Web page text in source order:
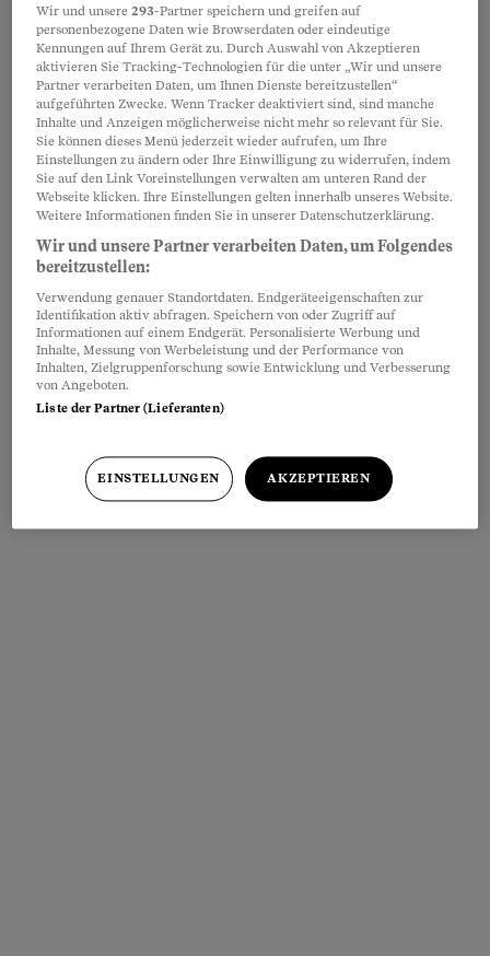
Ticket auf den Namen seiner Mutter.
Und gerät in Teufels Küche.
Sarah Serafini
Download
Der kleine Schweizer
Hausarzt
Klicken Sie auf den unten stehenden
Link, um das PDF zum Beobachter
Ratgeber Der kleine Schweizer Hausarzt runterzuladen.
Beobachter
Meistgelesen
Wir und unsere293-Partner speichern und greifen auf
personenbezogene Daten wie Browserdaten oder eindeutige
Kennungen auf Ihrem Gerät zu. Durch Auswahl von Akzeptieren
aktivieren Sie Tracking-Technologien für die unter „Wir und unsere
Partner verarbeiten Daten, um Ihnen Dienste bereitzustellen“
aufgeführten Zwecke. Wenn Tracker deaktiviert sind, sind manche
Inhalte und Anzeigen möglicherweise nicht mehr so relevant für Sie.
Sie können dieses Menü jederzeit wieder aufrufen, um Ihre
Einstellungen zu ändern oder Ihre Einwilligung zu widerrufen, indem
Sie auf den Link Voreinstellungen verwalten am unteren Rand der
Webseite klicken. Ihre Einstellungen gelten innerhalb unseres Website.
Weitere Informationen finden Sie in unserer Datenschutzerklärung.
Wir und unsere Partner verarbeiten Daten, um Folgendes
bereitzustellen:
Verwendung genauer Standortdaten. Endgeräteeigenschaften zur
Identifikation aktiv abfragen. Speichern von oder Zugriff auf
Informationen auf einem Endgerät. Personalisierte Werbung und
Inhalte, Messung von Werbeleistung und der Performance von
Inhalten, Zielgruppenforschung sowie Entwicklung und Verbesserung
von Angeboten.
Liste der Partner (Lieferanten)
EINSTELLUNGEN AKZEPTIEREN